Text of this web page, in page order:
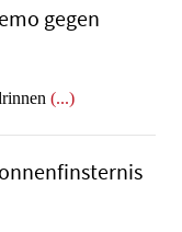
gegen
(...)